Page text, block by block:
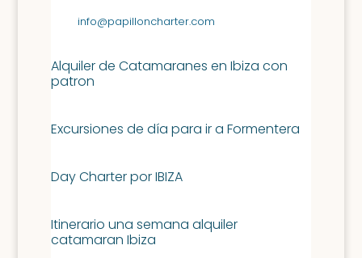
info@papilloncharter.com
Alquiler de Catamaranes en Ibiza con
patron
Excursiones de día para ir a Formentera
Day Charter por IBIZA
Itinerario una semana alquiler
catamaran Ibiza